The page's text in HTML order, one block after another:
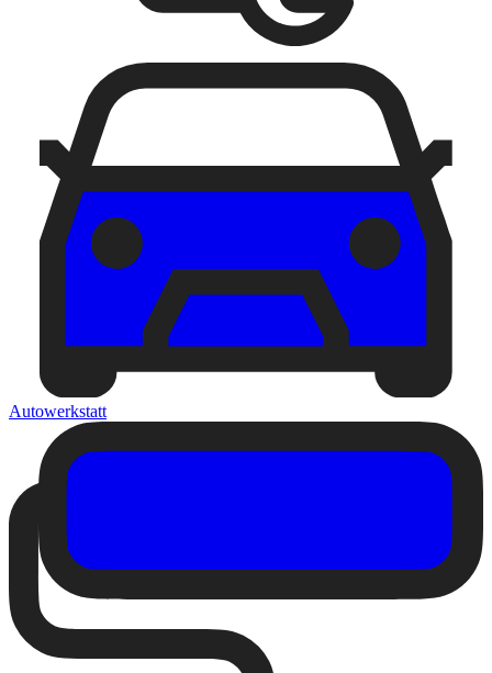
Autowerkstatt